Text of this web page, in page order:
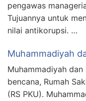
pengawas
Tujuannya untuk
nilai antikorupsi. …
Muhammadiyah
Muhammadiyah
bencana, Rumah
(RS PKU).